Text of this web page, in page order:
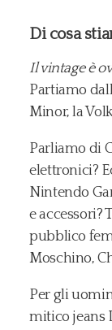
Di cosa
Il vintage è
Partiamo
Minor, la
Parliamo di
elettronici?
Nintendo
e accessori?
pubblico
Moschino,
Per gli
mitico jeans